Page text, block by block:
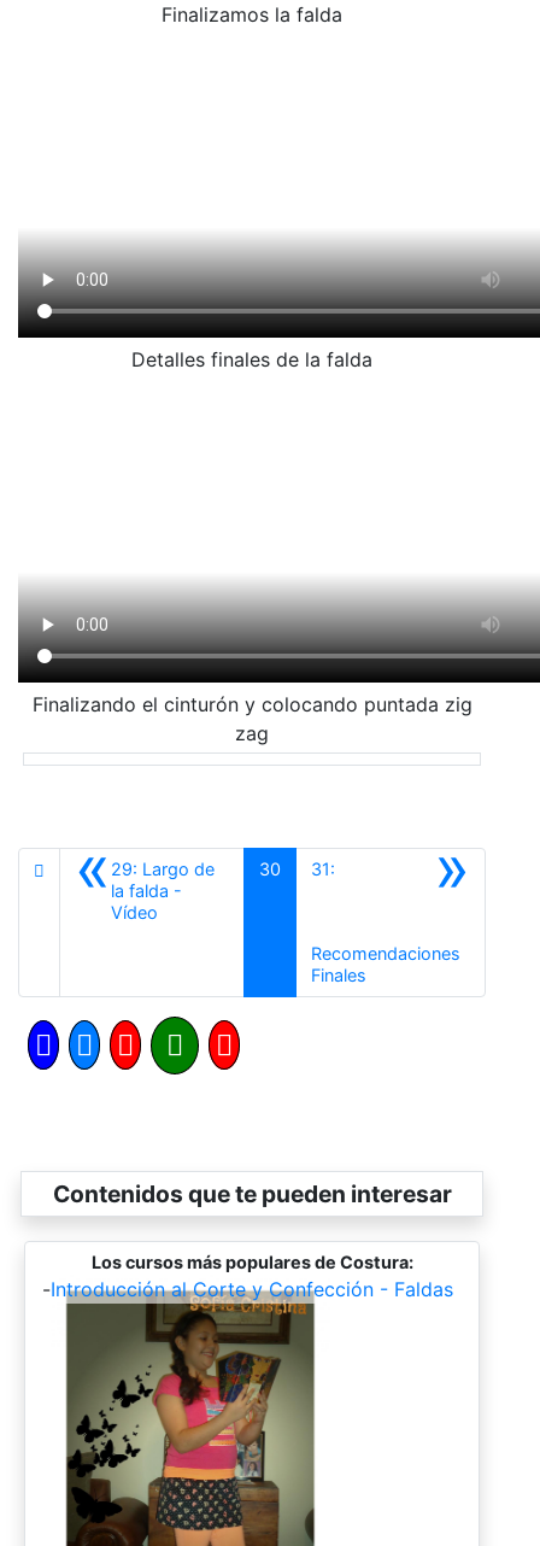
Finalizamos la falda
Detalles finales de la falda
Finalizando el cinturón y colocando puntada zig
zag
«29: Largo de
la falda -
Vídeo
30 »
31:
Recomendaciones
Finales
Contenidos que te pueden interesar
Los cursos más populares de Costura:
-Introducción al Corte y Confección - Faldas